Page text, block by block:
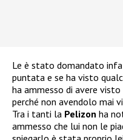
Le è stato domandato
puntata e se ha visto
ha ammesso di avere
perché non avendolo mai
Tra i tanti la Pelizon ha
ammesso che lui non le